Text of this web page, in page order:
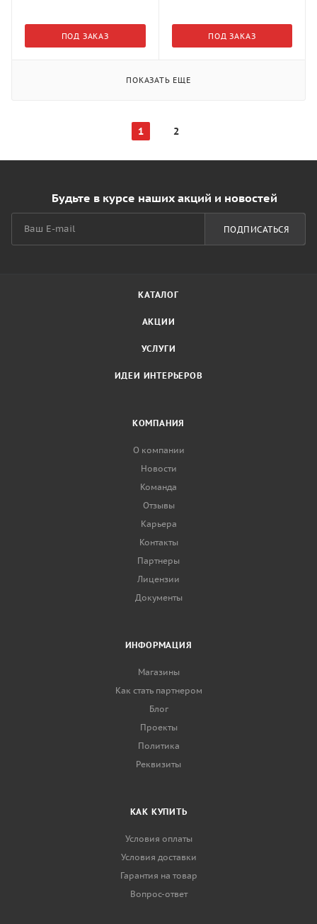
ПОД ЗАКАЗ ПОД ЗАКАЗ
ПОКАЗАТЬ ЕЩЕ
1 2
Будьте в курсе наших акций и новостей
ПОДПИСАТЬСЯ
КАТАЛОГ
АКЦИИ
УСЛУГИ
ИДЕИ ИНТЕРЬЕРОВ
КОМПАНИЯ
О компании
Новости
Команда
Отзывы
Карьера
Контакты
Партнеры
Лицензии
Документы
ИНФОРМАЦИЯ
Магазины
Как стать партнером
Блог
Проекты
Политика
Реквизиты
КАК КУПИТЬ
Условия оплаты
Условия доставки
Гарантия на товар
Вопрос-ответ